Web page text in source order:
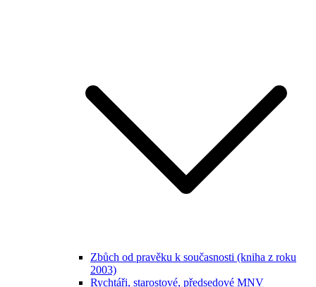
Zbůch od pravěku k současnosti (kniha z roku
2003)
Rychtáři, starostové, předsedové MNV